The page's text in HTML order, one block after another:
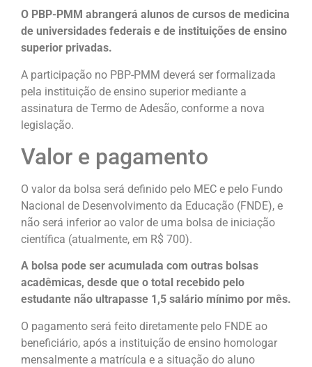
O PBP-PMM abrangerá alunos de cursos de medicina
de universidades federais e de instituições de ensino
superior privadas.
A participação no PBP-PMM deverá ser formalizada
pela instituição de ensino superior mediante a
assinatura de Termo de Adesão, conforme a nova
legislação.
Valor e pagamento
O valor da bolsa será definido pelo MEC e pelo Fundo
Nacional de Desenvolvimento da Educação (FNDE), e
não será inferior ao valor de uma bolsa de iniciação
científica (atualmente, em R$ 700).
A bolsa pode ser acumulada com outras bolsas
acadêmicas, desde que o total recebido pelo
estudante não ultrapasse 1,5 salário mínimo por mês.
O pagamento será feito diretamente pelo FNDE ao
beneficiário, após a instituição de ensino homologar
mensalmente a matrícula e a situação do aluno